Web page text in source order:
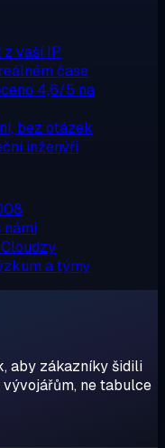
vaší IP
čase
4,6/5 na
bez otázek
inženýři
námi
a týmy
aby zákazníky šidili
vývojářům, ne tabulce